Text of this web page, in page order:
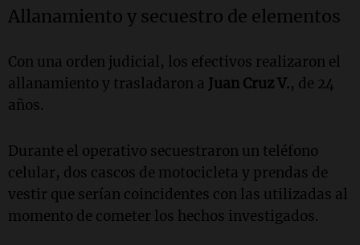
Allanamiento y secuestro de elementos
Con una orden judicial, los efectivos realizaron el
allanamiento y trasladaron a Juan Cruz V., de 24
años.
Durante el operativo secuestraron un teléfono
celular, dos cascos de motocicleta y prendas de
vestir que serían coincidentes con las utilizadas al
momento de cometer los hechos investigados.